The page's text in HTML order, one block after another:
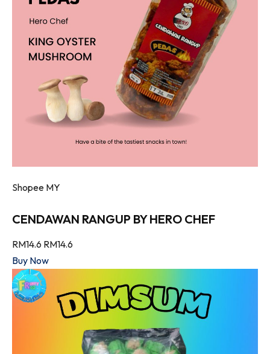
Shopee MY
CENDAWAN RANGUP BY HERO CHEF
RM14.6 RM14.6
Buy Now